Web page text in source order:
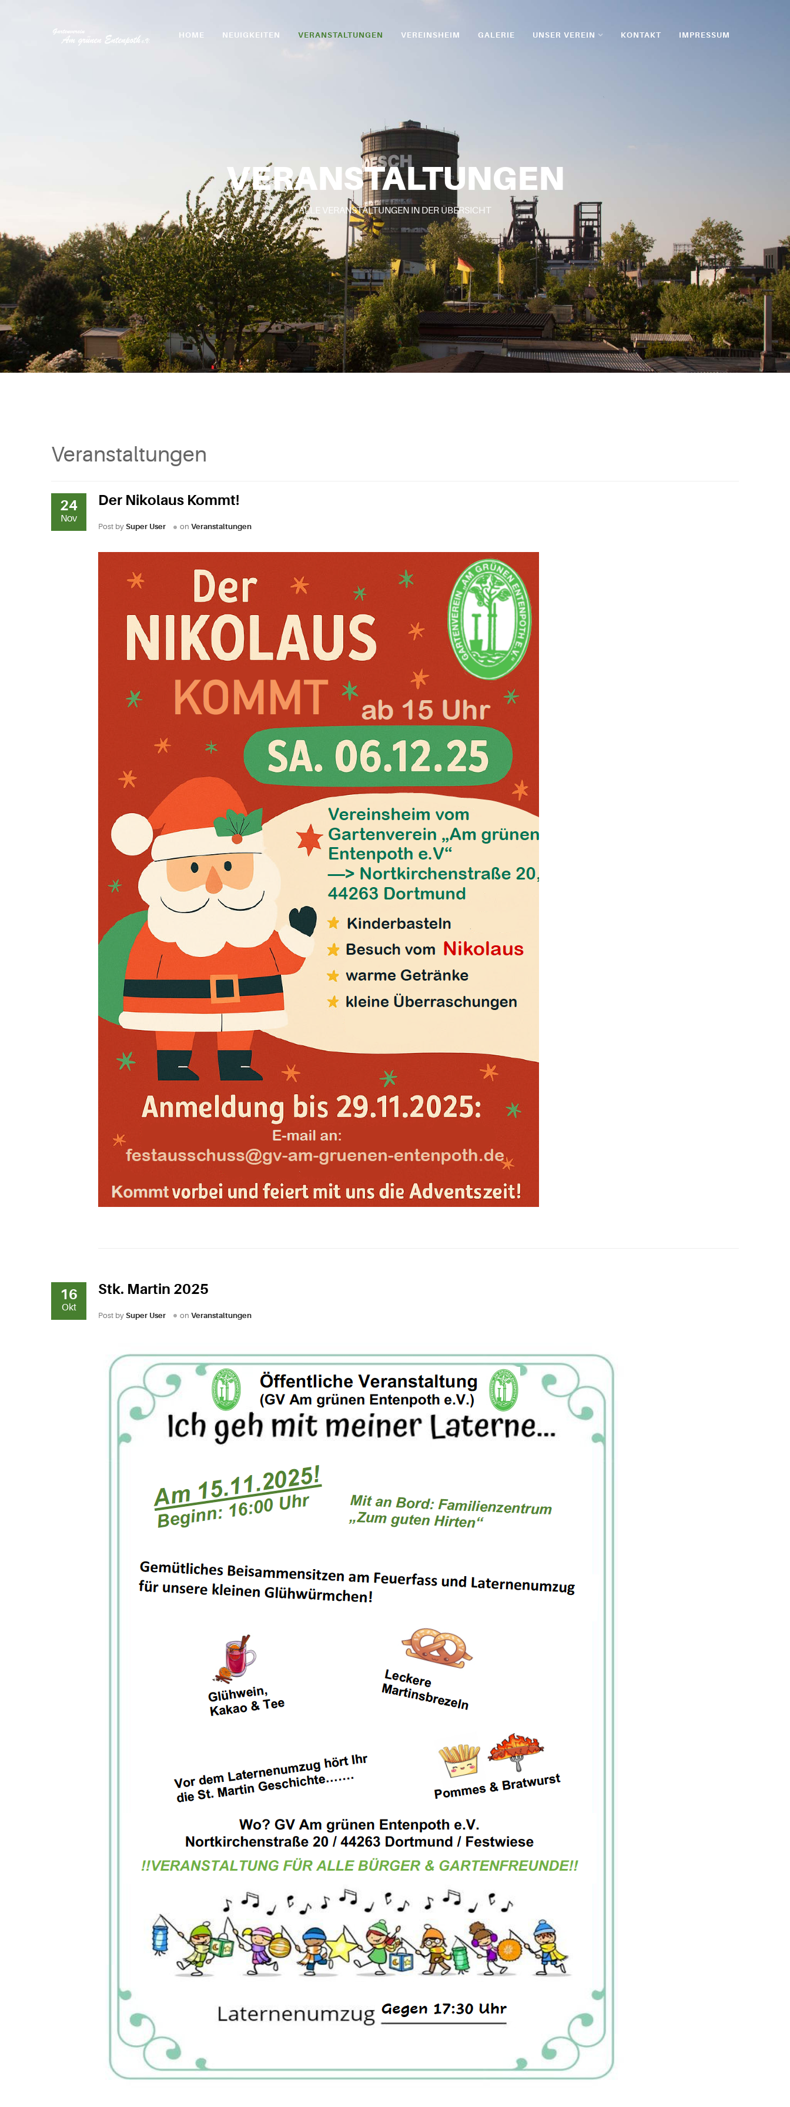
HOME NEUIGKEITEN VERANSTALTUNGEN VEREINSHEIM GALERIE UNSER VEREIN KONTAKT IMPRESSUM
VERANSTALTUNGEN
ALLE VERANSTALTUNGEN IN DER ÜBERSICHT
Veranstaltungen
24
Nov
Der Nikolaus Kommt!
Post by Super User on Veranstaltungen
16
Okt
Stk. Martin 2025
Post by Super User on Veranstaltungen